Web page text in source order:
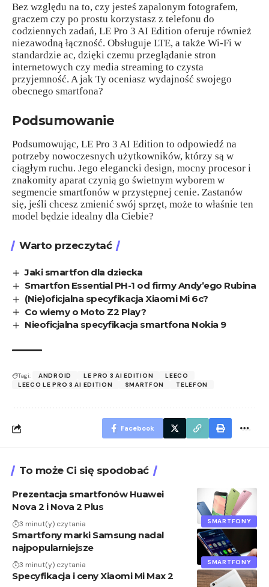
Bez względu na to, czy jesteś zapalonym fotografem,
graczem czy po prostu korzystasz z telefonu do
codziennych zadań, LE Pro 3 AI Edition oferuje również
niezawodną łączność. Obsługuje LTE, a także Wi-Fi w
standardzie ac, dzięki czemu przeglądanie stron
internetowych czy media streaming to czysta
przyjemność. A jak Ty oceniasz wydajność swojego
obecnego smartfona?
Podsumowanie
Podsumowując, LE Pro 3 AI Edition to odpowiedź na
potrzeby nowoczesnych użytkowników, którzy są w
ciągłym ruchu. Jego elegancki design, mocny procesor i
znakomity aparat czynią go świetnym wyborem w
segmencie smartfonów w przystępnej cenie. Zastanów
się, jeśli chcesz zmienić swój sprzęt, może to właśnie ten
model będzie idealny dla Ciebie?
Warto przeczytać
Jaki smartfon dla dziecka
Smartfon Essential PH-1 od firmy Andy’ego Rubina
(Nie)oficjalna specyfikacja Xiaomi Mi 6c?
Co wiemy o Moto Z2 Play?
Nieoficjalna specyfikacja smartfona Nokia 9
Tagi: ANDROID LE PRO 3 AI EDITION
LEECO
LEECO LE PRO 3 AI EDITION
SMARTFON TELEFON
Facebook
To może Ci się spodobać
SMARTFONY
Prezentacja smartfonów Huawei
Nova 2 i Nova 2 Plus
3 minut(y) czytania
SMARTFONY
Smartfony marki Samsung nadal
najpopularniejsze
3 minut(y) czytania
Specyfikacja i ceny Xiaomi Mi Max 2